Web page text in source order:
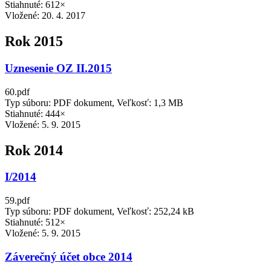
Stiahnuté: 612×
Vložené: 20. 4. 2017
Rok 2015
Uznesenie OZ II.2015
60.pdf
Typ súboru: PDF dokument, Veľkosť: 1,3 MB
Stiahnuté: 444×
Vložené: 5. 9. 2015
Rok 2014
I/2014
59.pdf
Typ súboru: PDF dokument, Veľkosť: 252,24 kB
Stiahnuté: 512×
Vložené: 5. 9. 2015
Záverečný účet obce 2014